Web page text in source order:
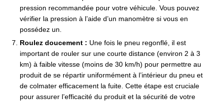
pression recommandée pour votre véhicule. Vous pouvez
vérifier la pression à l’aide d’un manomètre si vous en
possédez un.
Roulez doucement : Une fois le pneu regonflé, il est
important de rouler sur une courte distance (environ 2 à 3
km) à faible vitesse (moins de 30 km/h) pour permettre au
produit de se répartir uniformément à l’intérieur du pneu et
de colmater efficacement la fuite. Cette étape est cruciale
pour assurer l’efficacité du produit et la sécurité de votre